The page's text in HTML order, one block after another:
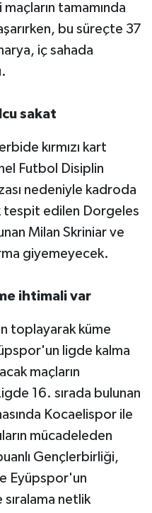
tamamında
bu süreçte 37
iç sahada
sakat
kırmızı kart
Futbol Disiplin
nedeniyle kadroda
tespit edilen Dorgeles
Milan Skriniar ve
giyemeyecek.
ihtimali var
toplayarak küme
ligde kalma
maçların
16. sırada bulunan
Kocaelispor ile
mücadeleden
Gençlerbirliği,
Eyüpspor'un
netlik